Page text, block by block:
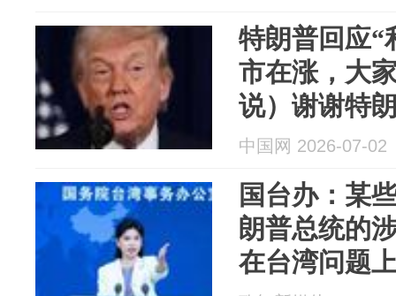
特朗普回应“
市在涨，大
说）谢谢特
中国网 2026-07-02
国台办：某
朗普总统的
在台湾问题